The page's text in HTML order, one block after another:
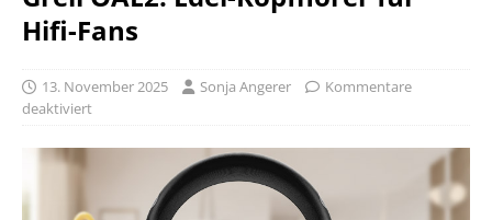
Hifi-Fans
13. November 2025 Sonja Angerer
Kommentare
deaktiviert